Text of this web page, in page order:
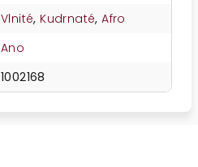
Vlnité, Kudrnaté,Afro
Ano
1002168